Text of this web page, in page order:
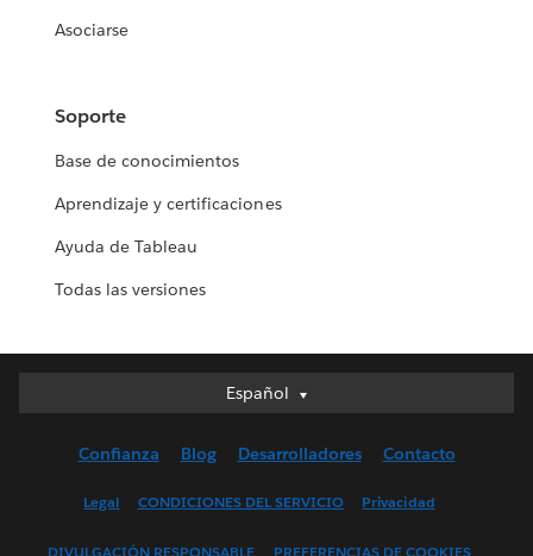
Asociarse
Soporte
Base de conocimientos
Aprendizaje y certificaciones
Ayuda de Tableau
Todas las versiones
Español
Español
English (UK)
Confianza Blog Desarrolladores Contacto
Legal CONDICIONES DEL SERVICIO Privacidad
DIVULGACIÓN RESPONSABLE PREFERENCIAS DE COOKIES